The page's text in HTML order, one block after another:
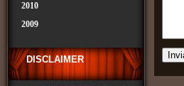
2010
2009
DISCLAIMER